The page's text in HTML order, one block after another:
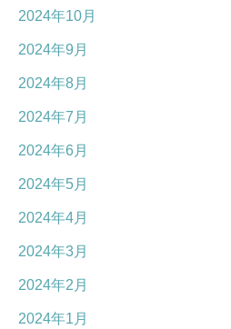
2024年10月
2024年9月
2024年8月
2024年7月
2024年6月
2024年5月
2024年4月
2024年3月
2024年2月
2024年1月